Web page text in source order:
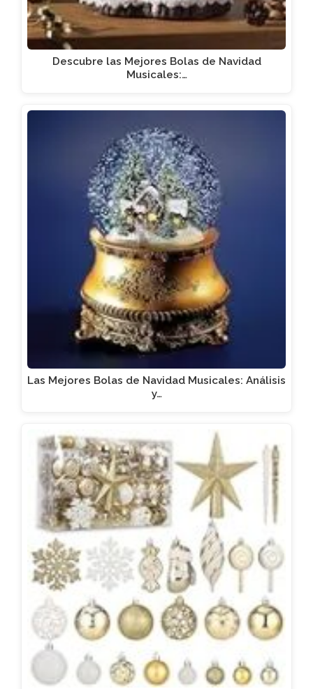
Descubre las Mejores Bolas de Navidad
Musicales:…
Las Mejores Bolas de Navidad Musicales: Análisis
y…